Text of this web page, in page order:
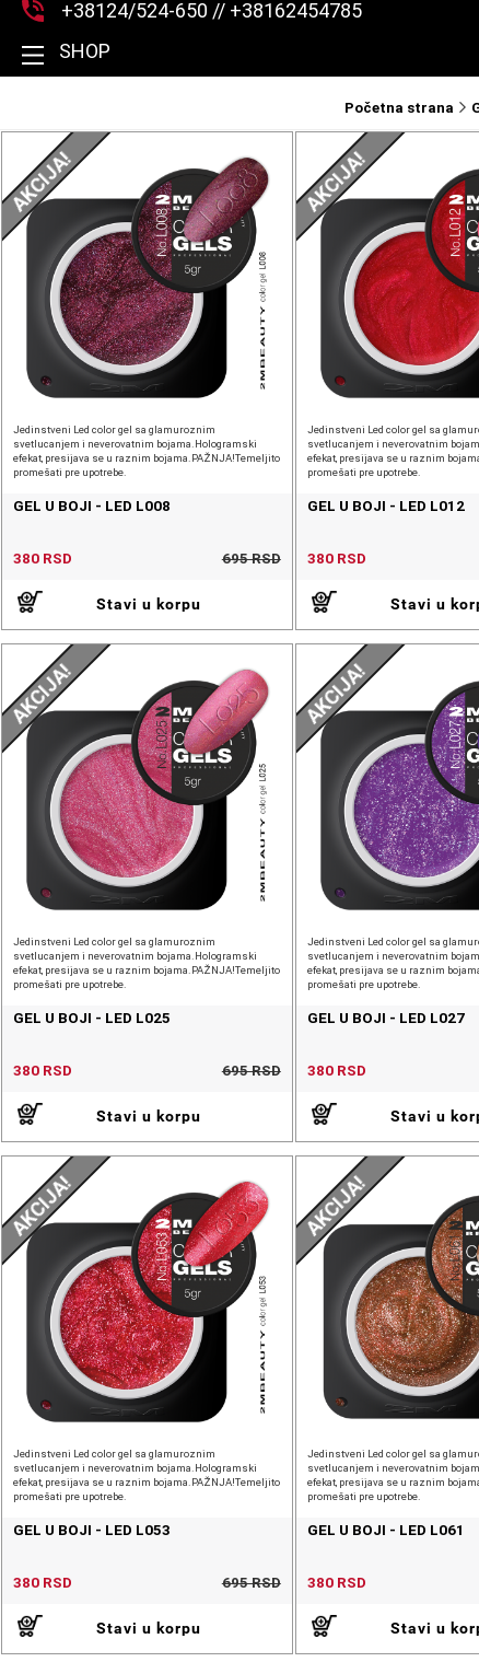
+38124/524-650 // +38162454785
SHOP
Početna strana
AKCIJA!
Jedinstveni Led color gel sa glamuroznim
svetlucanjem i neverovatnim bojama.Hologramski
efekat, presijava se u raznim bojama.PAŽNJA!Temeljito
promešati pre upotrebe.
GEL U BOJI - LED L008
380 RSD 695 RSD
Stavi u korpu
AKCIJA!
Jedinstveni Led color gel sa
svetlucanjem i neverovatnim
efekat, presijava se u raznim
promešati pre upotrebe.
GEL U BOJI - LED L012
380 RSD
Stavi u
AKCIJA!
Jedinstveni Led color gel sa glamuroznim
svetlucanjem i neverovatnim bojama.Hologramski
efekat, presijava se u raznim bojama.PAŽNJA!Temeljito
promešati pre upotrebe.
GEL U BOJI - LED L025
380 RSD 695 RSD
Stavi u korpu
AKCIJA!
Jedinstveni Led color gel sa
svetlucanjem i neverovatnim
efekat, presijava se u raznim
promešati pre upotrebe.
GEL U BOJI - LED L027
380 RSD
Stavi u
AKCIJA!
Jedinstveni Led color gel sa glamuroznim
svetlucanjem i neverovatnim bojama.Hologramski
efekat, presijava se u raznim bojama.PAŽNJA!Temeljito
promešati pre upotrebe.
GEL U BOJI - LED L053
380 RSD 695 RSD
Stavi u korpu
AKCIJA!
Jedinstveni Led color gel sa
svetlucanjem i neverovatnim
efekat, presijava se u raznim
promešati pre upotrebe.
GEL U BOJI - LED L061
380 RSD
Stavi u